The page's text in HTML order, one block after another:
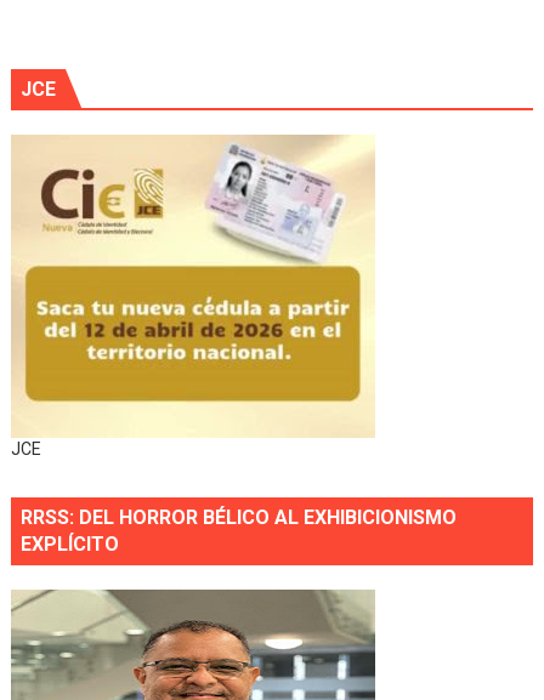
JCE
JCE
RRSS: DEL HORROR BÉLICO AL EXHIBICIONISMO
EXPLÍCITO